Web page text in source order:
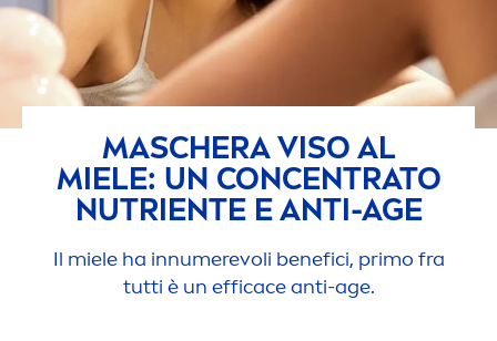
MASCHERA VISO AL
MIELE: UN CONCENTRATO
NUTRIENTE E ANTI-AGE
Il miele ha innumerevoli benefici, primo fra
tutti è un efficace anti-age.